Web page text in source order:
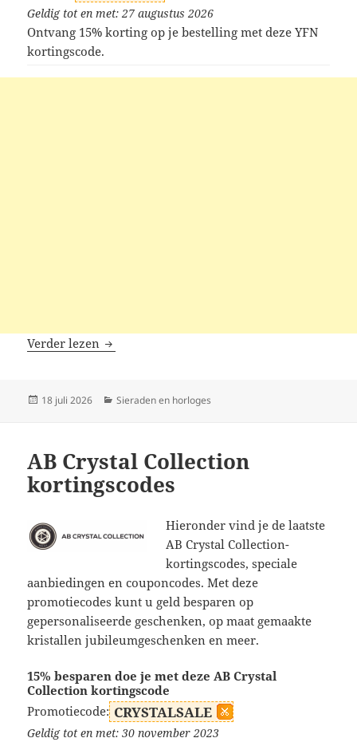
Geldig tot en met: 27 augustus 2026
Ontvang 15% korting op je bestelling met deze YFN
kortingscode.
Verder lezen YFN kortingscodes
Geplaatst
18 juli 2026 Categorieën
Sieraden en horloges
AB Crystal Collection
kortingscodes
Hieronder vind je de laatste
AB Crystal Collection-
kortingscodes, speciale
aanbiedingen en couponcodes. Met deze
promotiecodes kunt u geld besparen op
gepersonaliseerde geschenken, op maat gemaakte
kristallen jubileumgeschenken en meer.
15% besparen doe je met deze AB Crystal
Collection kortingscode
Promotiecode: CRYSTALSALE
Geldig tot en met: 30 november 2023